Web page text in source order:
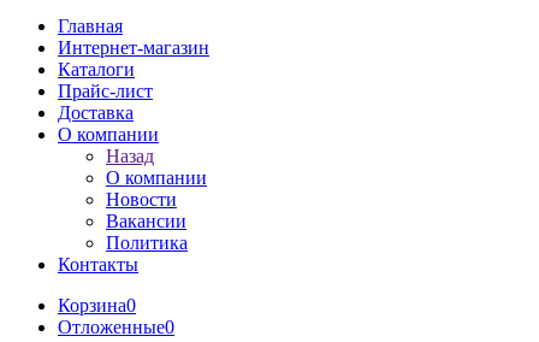
Главная
Интернет-магазин
Каталоги
Прайс-лист
Доставка
О компании
Назад
О компании
Новости
Вакансии
Политика
Контакты
Корзина0
Отложенные0